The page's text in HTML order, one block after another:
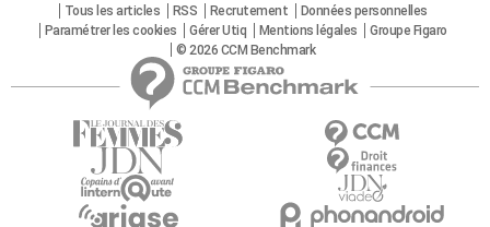
Tous les articles
RSS Recrutement
Données personnelles
Paramétrer les cookies
Gérer Utiq Mentions légales
Groupe Figaro
© 2026 CCM Benchmark